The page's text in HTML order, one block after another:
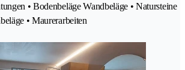
• Bodenbeläge Wandbeläge • Natursteine
• Maurerarbeiten